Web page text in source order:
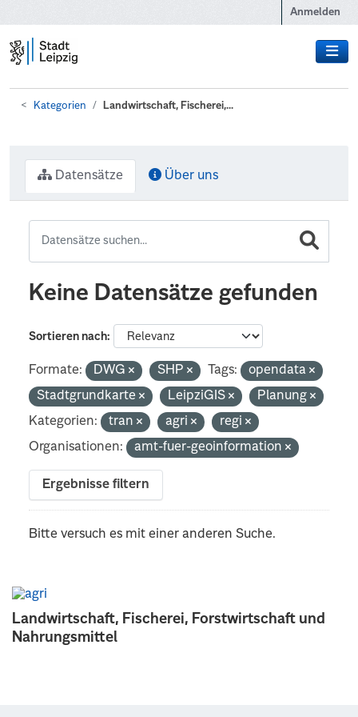
Anmelden
Kategorien Landwirtschaft, Fischerei,...
Landwirtschaft, Fischerei, Forstwirtschaft und
Nahrungsmittel
Datensätze Über uns
Keine Datensätze gefunden
Sortieren nach
Formate: DWG SHP Tags:
opendata
Stadtgrundkarte
LeipziGIS
Planung
Kategorien:
tran agri
regi
Organisationen:
amt-fuer-geoinformation
Ergebnisse filtern
Bitte versuch es mit einer anderen Suche.